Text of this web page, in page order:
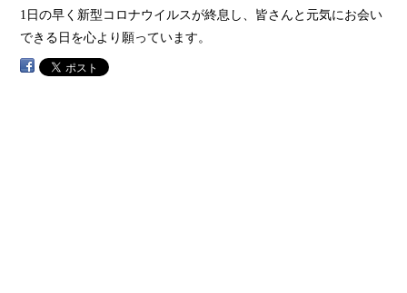
1日の早く新型コロナウイルスが終息し、皆さんと元気にお会い
できる日を心より願っています。